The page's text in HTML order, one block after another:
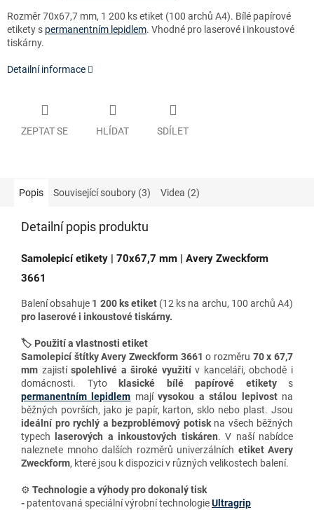
Rozměr 70x67,7 mm, 1 200 ks etiket (100 archů A4). Bílé papírové
etikety s permanentním lepidlem. Vhodné pro laserové i inkoustové
tiskárny.
Detailní informace
ZEPTAT SE HLÍDAT SDÍLET
Popis Související soubory (3) Videa (2)
Detailní popis produktu
Samolepicí etikety | 70x67,7 mm | Avery Zweckform
3661
Balení obsahuje 1 200 ks etiket(12 ks na archu, 100 archů A4)
pro laserové i inkoustové tiskárny.
🏷️ Použití a vlastnosti etiket
Samolepicí štítky Avery Zweckform 3661 o rozměru 70 x 67,7
mm zajistíspolehlivé a široké využitív kanceláři, obchodě i
domácnosti. Tyto
klasické bílé papírové etiketys
permanentním lepidlem majívysokou a stálou lepivostna
běžných površích, jako je papír, karton, sklo nebo plast. Jsou
ideální pro rychlý a bezproblémový potiskna všech běžných
typech
laserových a inkoustových tiskáren. V naší nabídce
naleznete mnoho dalších rozměrů univerzálních etiket Avery
Zweckform, které jsou k dispozici v různých velikostech balení.
⚙️ Technologie a výhodypro dokonalý tisk
- patentovaná speciální výrobní technologieUltragrip